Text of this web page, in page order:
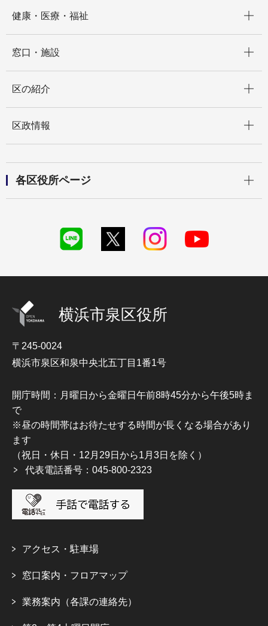
健康・医療・福祉
窓口・施設
区の紹介
区政情報
各区役所ページ
横浜市泉区役所
〒245-0024
横浜市泉区和泉中央北五丁目1番1号
開庁時間：月曜日から金曜日午前8時45分から午後5時ま
で
※昼の時間帯はお待たせする時間が長くなる場合があり
ます
（祝日・休日・12月29日から1月3日を除く）
代表電話番号：045-800-2323
アクセス・駐車場
窓口案内・フロアマップ
業務案内（各課の連絡先）